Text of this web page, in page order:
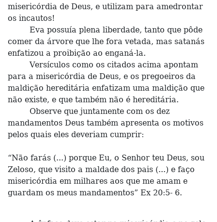
misericórdia de Deus, e utilizam para amedrontar
os incautos!
Eva possuía plena liberdade, tanto que pôde
comer da árvore que lhe fora vetada, mas satanás
enfatizou a proibição ao enganá-la.
Versículos como os citados acima apontam
para a misericórdia de Deus, e os pregoeiros da
maldição hereditária enfatizam uma maldição que
não existe, e que também não é hereditária.
Observe que juntamente com os dez
mandamentos Deus também apresenta os motivos
pelos quais eles deveriam cumprir:
“Não farás (...) porque Eu, o Senhor teu Deus, sou
Zeloso, que visito a maldade dos pais (...) e faço
misericórdia em milhares aos que me amam e
guardam os meus mandamentos” Ex 20:5- 6.